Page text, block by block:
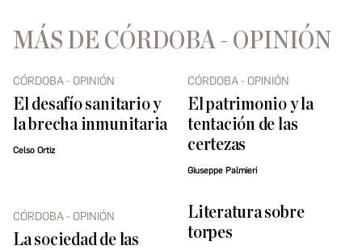
MÁS DE CÓRDOBA - OPINIÓN
CÓRDOBA - OPINIÓN
El desafío sanitario y
la brecha inmunitaria
Celso Ortiz
CÓRDOBA - OPINIÓN
El patrimonio y la
tentación de las
certezas
Giuseppe Palmieri
CÓRDOBA - OPINIÓN
La sociedad de las
Literatura sobre
torpes